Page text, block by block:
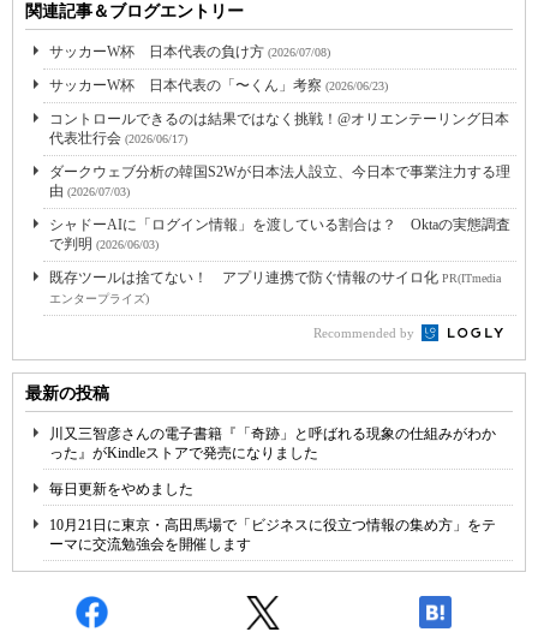
関連記事＆ブログエントリー
サッカーW杯 日本代表の負け方 (2026/07/08)
サッカーW杯 日本代表の「〜くん」考察 (2026/06/23)
コントロールできるのは結果ではなく挑戦！@オリエンテーリング日本
代表壮行会 (2026/06/17)
ダークウェブ分析の韓国S2Wが日本法人設立、今日本で事業注力する理
由 (2026/07/03)
シャドーAIに「ログイン情報」を渡している割合は？ Oktaの実態調査
で判明 (2026/06/03)
既存ツールは捨てない！ アプリ連携で防ぐ情報のサイロ化 PR(ITmedia
エンタープライズ)
Recommended by
最新の投稿
川又三智彦さんの電子書籍『「奇跡」と呼ばれる現象の仕組みがわか
った』がKindleストアで発売になりました
毎日更新をやめました
10月21日に東京・高田馬場で「ビジネスに役立つ情報の集め方」をテ
ーマに交流勉強会を開催します